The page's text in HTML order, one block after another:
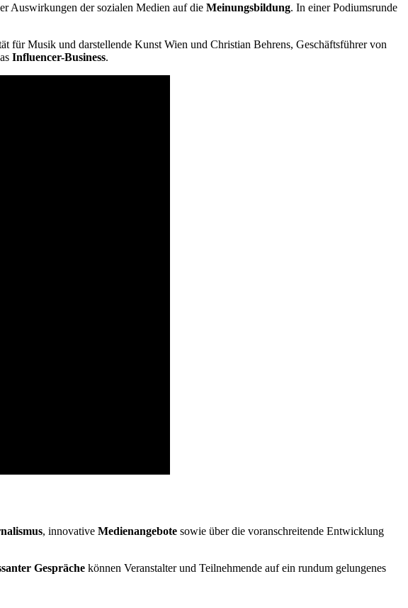
Auswirkungen der sozialen Medien auf die Meinungsbildung. In einer Podiumsrunde
für Musik und darstellende Kunst Wien und Christian Behrens, Geschäftsführer von
Influencer-Business.
, innovative Medienangebote sowie über die voranschreitende Entwicklung
Gespräche können Veranstalter und Teilnehmende auf ein rundum gelungenes